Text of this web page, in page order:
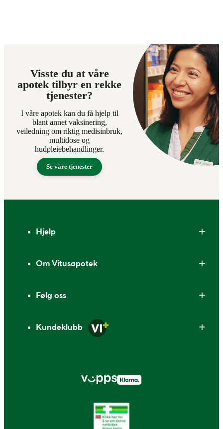
Visste du at våre
apotek tilbyr en rekke
tjenester?
I våre apotek kan du få hjelp til
blant annet vaksinering,
veiledning om riktig medisinbruk,
multidose og
hudpleiebehandlinger.
Se våre tjenester
Hjelp
Om Vitusapotek
Følg oss
Kundeklubb